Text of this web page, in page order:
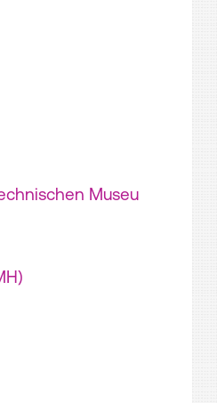
Museu